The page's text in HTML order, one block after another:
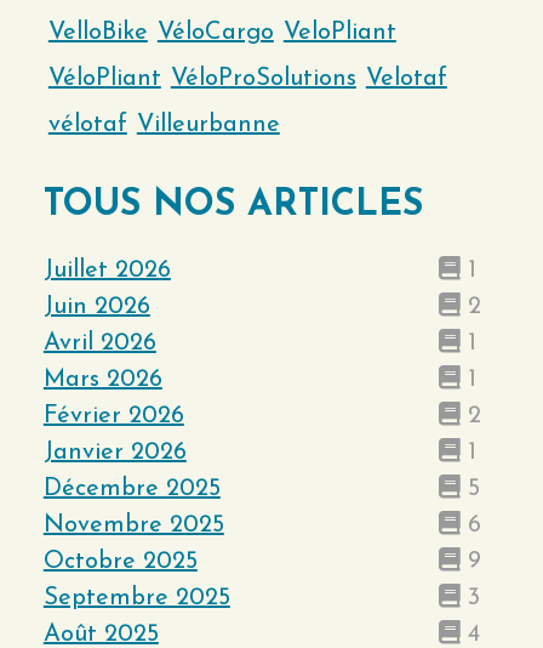
VelloBike VéloCargo VeloPliant
VéloPliant VéloProSolutions Velotaf
vélotaf Villeurbanne
TOUS NOS ARTICLES
Juillet 2026
1
Juin 2026
2
Avril 2026
1
Mars 2026
1
Février 2026
2
Janvier 2026
1
Décembre 2025
5
Novembre 2025
6
Octobre 2025
9
Septembre 2025
3
Août 2025
4